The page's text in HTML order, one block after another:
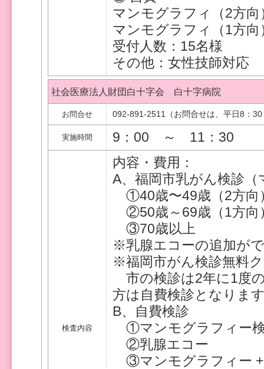
マンモグラフィ（2方
マンモグラフィ（1方
受付人数：15名様
その他：女性技師対応
社会医療法人財団白十字会 白十字病院
お問合せ 092-891-2511（お問合せは、平日8：
実施時間 9：00 ～ 11：30
検査内容
内容・費用：
A、福岡市乳がん検診
①40歳〜49歳（2方
②50歳～69歳（1方
③70歳以上
※乳腺エコーの追加が
※福岡市がん検診無料
市の検診は2年に1度
方は自費検診となりま
B、自費検診
①マンモグラフィー
②乳腺エコ
③マンモグラフィー